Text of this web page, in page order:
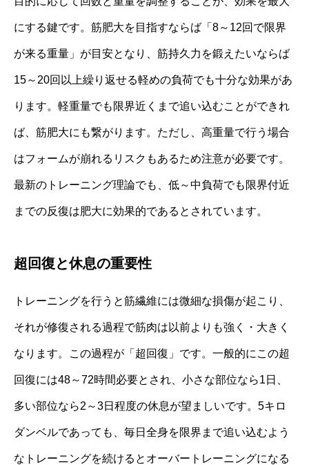
にする鍵です。筋肥大を目指すならば「8～12回で限界
が来る重量」が目安となり、筋持久力を鍛えたいならば
15～20回以上繰り返せる軽めの負荷でも十分な効果があ
ります。軽重量でも限界近くまで追い込むことができれ
ば、筋肥大にも繋がります。ただし、高重量で行う場合
はフォームが崩れるリスクもあるため注意が必要です。
最新のトレーニング理論でも、低～中負荷でも限界付近
までの反復は肥大に効果的であるとされています。
超回復と休息の重要性
トレーニングを行うと筋繊維には微細な損傷が起こり、
それが修復される過程で筋肉は以前よりも強く・大きく
なります。この過程が「超回復」です。一般的にこの超
回復には48～72時間必要とされ、小さな部位なら1日、
多い部位なら2～3日程度の休息が望ましいです。5キロ
ダンベルであっても、毎日全身を限界まで追い込むよう
なトレーニングを続けるとオーバートレーニングになる